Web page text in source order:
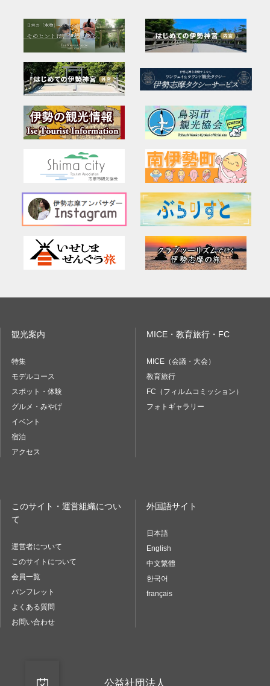
観光案内
特集
モデルコース
スポット・体験
グルメ・みやげ
イベント
宿泊
アクセス
MICE・教育旅行・FC
MICE（会議・大会）
教育旅行
FC（フィルムコミッション）
フォトギャラリー
このサイト・運営組織につい
て
運営者について
このサイトについて
会員一覧
パンフレット
よくある質問
お問い合わせ
外国語サイト
日本語
English
中文繁體
한국어
français
公益社団法人